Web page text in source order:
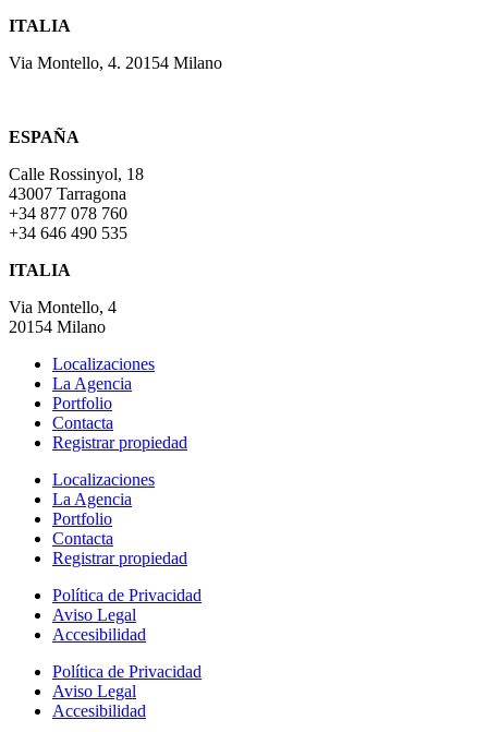
ITALIA
Via Montello, 4. 20154 Milano
ESPAÑA
Calle Rossinyol, 18
43007 Tarragona
+34 877 078 760
+34 646 490 535
ITALIA
Via Montello, 4
20154 Milano
Localizaciones
La Agencia
Portfolio
Contacta
Registrar propiedad
Localizaciones
La Agencia
Portfolio
Contacta
Registrar propiedad
Política de Privacidad
Aviso Legal
Accesibilidad
Política de Privacidad
Aviso Legal
Accesibilidad